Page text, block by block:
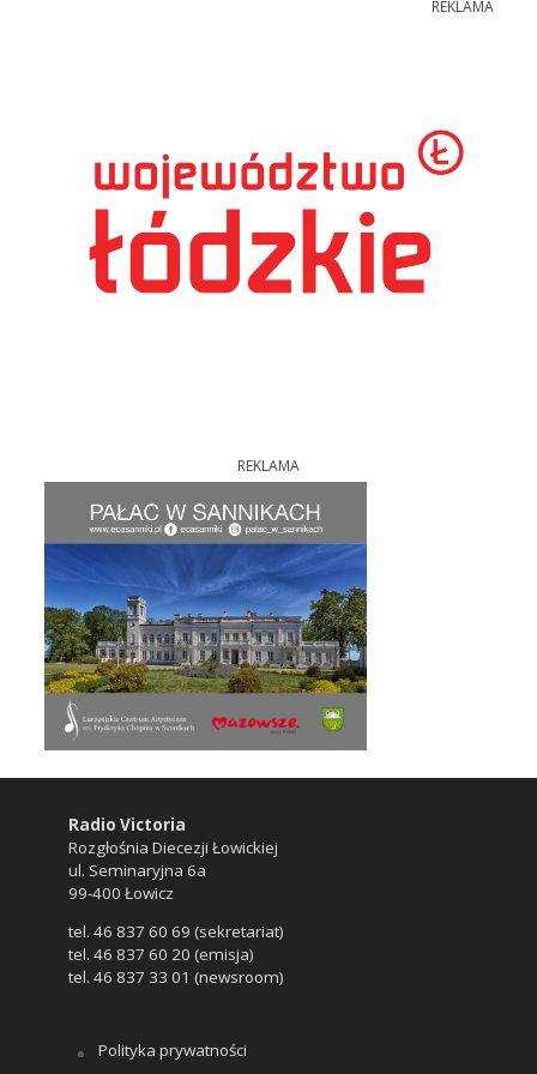
REKLAMA
REKLAMA
Radio Victoria
Rozgłośnia Diecezji Łowickiej
ul. Seminaryjna 6a
99-400 Łowicz
tel. 46 837 60 69 (sekretariat)
tel. 46 837 60 20 (emisja)
tel. 46 837 33 01 (newsroom)
Polityka prywatności